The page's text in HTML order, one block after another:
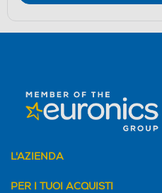
L'AZIENDA
PER I TUOI ACQUISTI